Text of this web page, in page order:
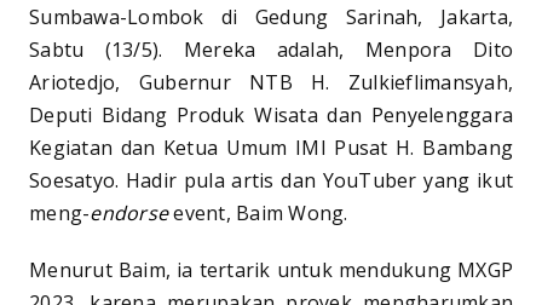
Sumbawa-Lombok di Gedung Sarinah, Jakarta,
Sabtu (13/5). Mereka adalah, Menpora Dito
Ariotedjo, Gubernur NTB H. Zulkieflimansyah,
Deputi Bidang Produk Wisata dan Penyelenggara
Kegiatan dan Ketua Umum IMI Pusat H. Bambang
Soesatyo. Hadir pula artis dan YouTuber yang ikut
meng-endorseevent, Baim Wong.
Menurut Baim, ia tertarik untuk mendukung MXGP